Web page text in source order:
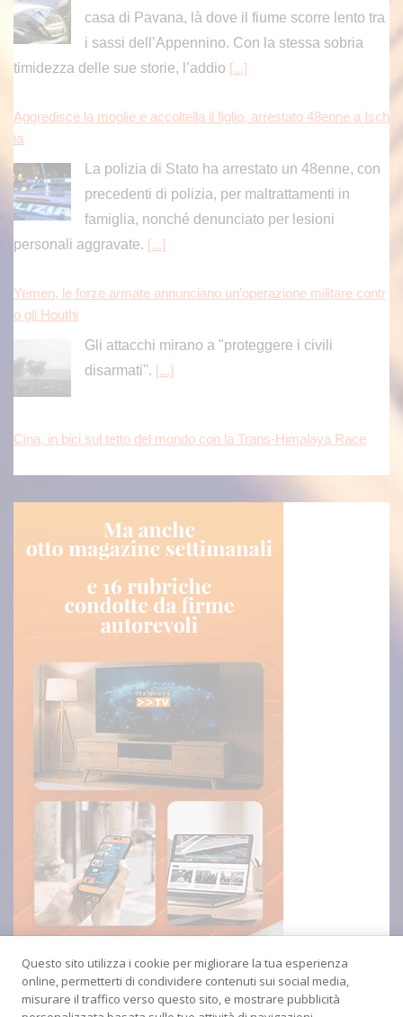
casa di Pavana, là dove il fiume scorre lento tra
i sassi dell’Appennino. Con la stessa sobria
timidezza delle sue storie, l’addio [...]
Aggredisce la moglie e accoltella il figlio, arrestato 48enne a Isch
ia
La polizia di Stato ha arrestato un 48enne, con
precedenti di polizia, per maltrattamenti in
famiglia, nonché denunciato per lesioni
personali aggravate. [...]
Yemen, le forze armate annunciano un’operazione militare contr
o gli Houthi
Gli attacchi mirano a "proteggere i civili
disarmati". [...]
Cina, in bici sul tetto del mondo con la Trans-Himalaya Race
Questo sito utilizza i cookie per migliorare la tua esperienza
online, permetterti di condividere contenuti sui social media,
misurare il traffico verso questo sito, e mostrare pubblicità